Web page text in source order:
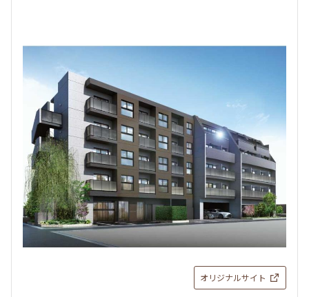
検索対象お部屋数
24件
お部屋を再検索
検索結果の絞り込み
オリジナルサイト